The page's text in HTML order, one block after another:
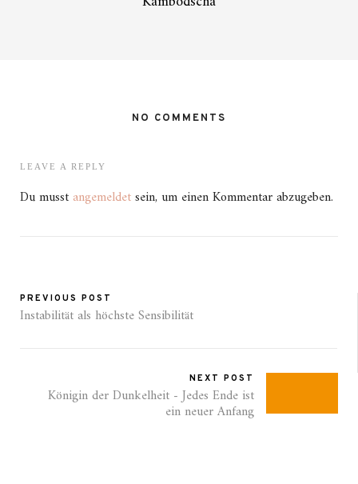
NO COMMENTS
LEAVE A REPLY
Du musst angemeldetsein, um einen Kommentar abzugeben.
PREVIOUS POST
Instabilität als höchste Sensibilität
NEXT POST
Königin der Dunkelheit - Jedes Ende ist
ein neuer Anfang